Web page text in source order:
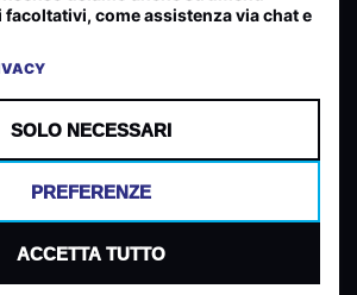
di gradimento generata dall analisi di
PRIVACY POLICY
PREFERENZE COOKIES
come assistenza via chat e
SOLO NECESSARI
PREFERENZE
ACCETTA TUTTO